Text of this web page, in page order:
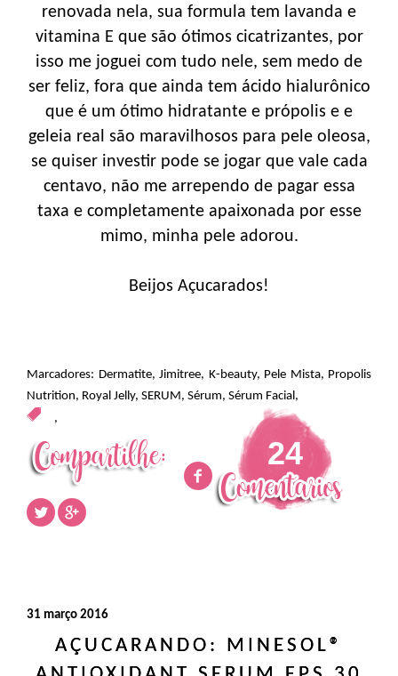
renovada nela, sua formula tem lavanda e
vitamina E que são ótimos cicatrizantes, por
isso me joguei com tudo nele, sem medo de
ser feliz, fora que ainda tem ácido hialurônico
que é um ótimo hidratante e própolis e e
geleia real são maravilhosos para pele oleosa,
se quiser investir pode se jogar que vale cada
centavo, não me arrependo de pagar essa
taxa e completamente apaixonada por esse
mimo, minha pele adorou.
Beijos Açucarados!
Marcadores: Dermatite, Jimitree, K-beauty, Pele Mista, Propolis
Nutrition, Royal Jelly, SERUM, Sérum, Sérum Facial,
,
24
31 março 2016
AÇUCARANDO: MINESOL®